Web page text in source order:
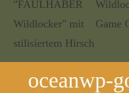
oceanwp-